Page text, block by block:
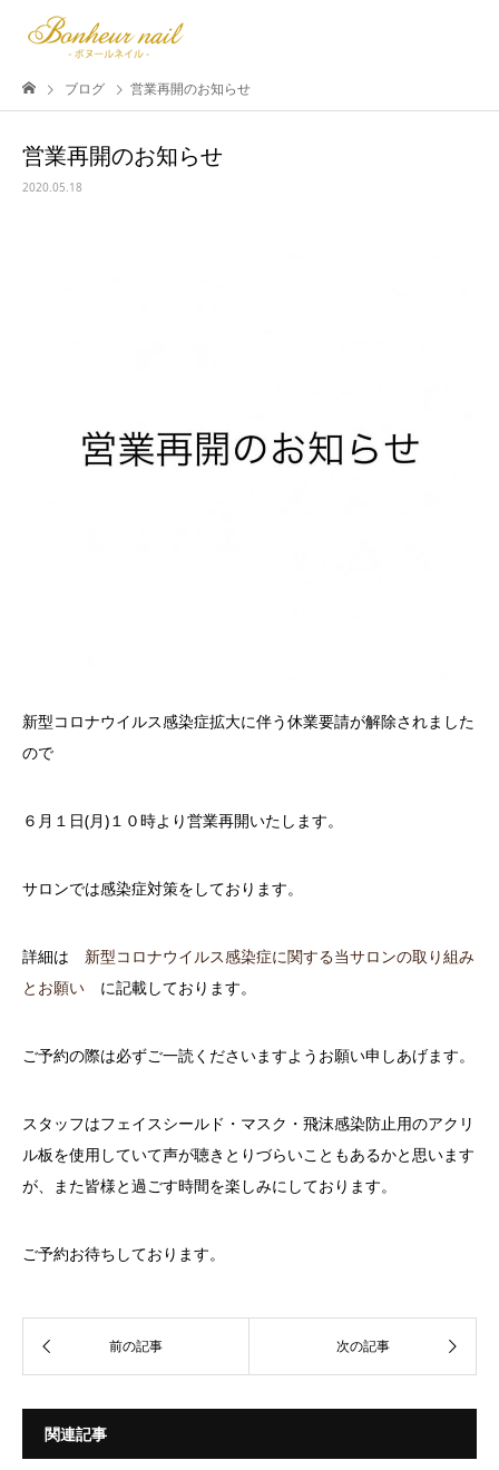
ブログ 営業再開のお知らせ
営業再開のお知らせ
2020.05.18
新型コロナウイルス感染症拡大に伴う休業要請が解除されました
ので
６月１日(月)１０時より営業再開いたします。
サロンでは感染症対策をしております。
詳細は 新型コロナウイルス感染症に関する当サロンの取り組み
とお願い に記載しております。
ご予約の際は必ずご一読くださいますようお願い申しあげます。
スタッフはフェイスシールド・マスク・飛沫感染防止用のアクリ
ル板を使用していて声が聴きとりづらいこともあるかと思います
が、また皆様と過ごす時間を楽しみにしております。
ご予約お待ちしております。
関連記事